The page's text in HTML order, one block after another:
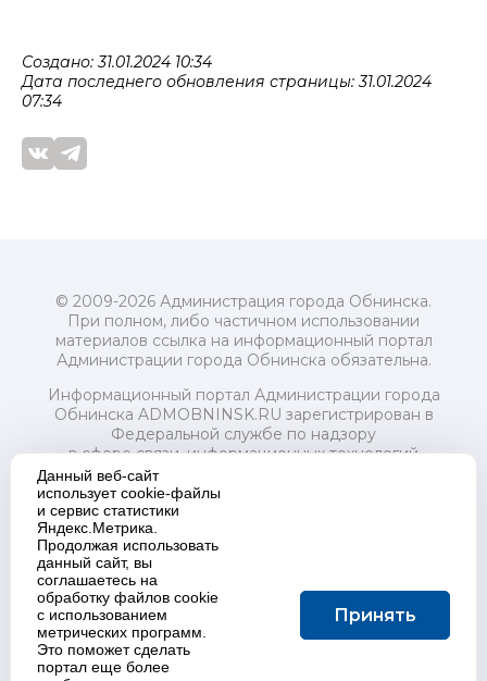
Создано: 31.01.2024 10:34
Дата последнего обновления страницы: 31.01.2024
07:34
© 2009-2026 Администрация города Обнинска.
При полном, либо частичном использовании
материалов ссылка на информационный портал
Администрации города Обнинска обязательна.
Информационный портал Администрации города
Обнинска ADMOBNINSK.RU зарегистрирован в
Федеральной службе по надзору
в сфере связи, информационных технологий
и массовых коммуникаций (Роскомнадзор) 24 июля
2018 года.
Свидетельство о регистрации Эл № ФС77-73321
Учредитель: Администрация (исполнительно-
распорядительный орган) городского округа "Город
Обнинск". Главный редактор: Байкова Е.А.
Адрес электронной почты Редакции:
redactor@admobninsk.ru
Телефон Редакции: +7 (484) 395-85-85
Настоящий ресурс содержит материалы 18+
Данный веб-сайт
использует cookie-файлы
и сервис статистики
Яндекс.Метрика.
Продолжая использовать
данный сайт, вы
соглашаетесь на
обработку файлов cookie
с использованием
метрических программ.
Это поможет сделать
портал еще более
Принять